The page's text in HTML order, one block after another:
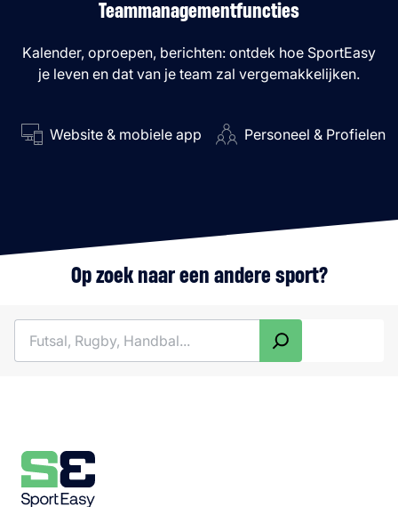
Teammanagementfuncties
Kalender, oproepen, berichten: ontdek hoe SportEasy
je leven en dat van je team zal vergemakkelijken.
Website & mobiele app Personeel & Profielen
Op zoek naar een andere sport?